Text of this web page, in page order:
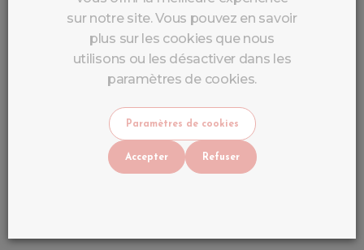
Buffer à Ongles Multicolor 100/180 Forme
Droite | Buffer Professionnel LuluNails
sur notre site. Vous pouvez en savoir
plus sur les cookies que nous
utilisons ou les désactiver dans les
paramètres de cookies.
Paramètres de cookies
Accepter Refuser